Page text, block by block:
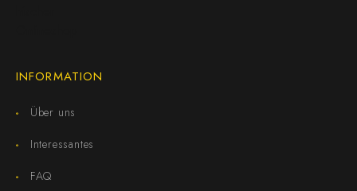
INFORMATION
Über uns
Interessantes
FAQ